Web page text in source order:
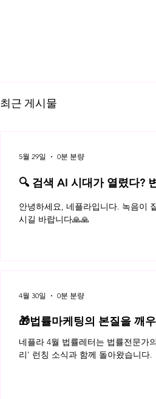
공동저작물에 관한 판례
최근 게시물
🔍 검색 AI 시대가 열렸다?
플라 법률레터
안녕하세요, 네플라입니다. 녹음이
시길 바랍니다🙏🙏
5월 29일 0분 분량
🎁법률마케팅의 본질을 깨
네플라 4월 법률레터는 법률전문가
리' 런칭 소식과 함께 돌아왔습니다.
4월 30일 0분 분량